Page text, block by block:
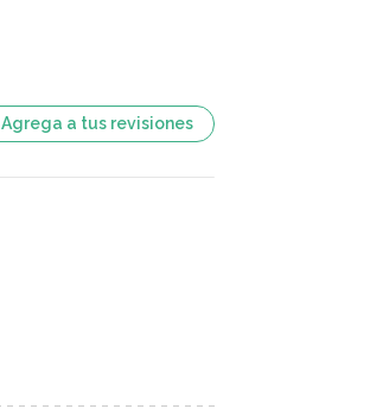
Agrega a tus revisiones